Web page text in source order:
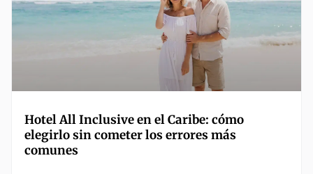
Hotel All Inclusive en el Caribe: cómo
elegirlo sin cometer los errores más
comunes